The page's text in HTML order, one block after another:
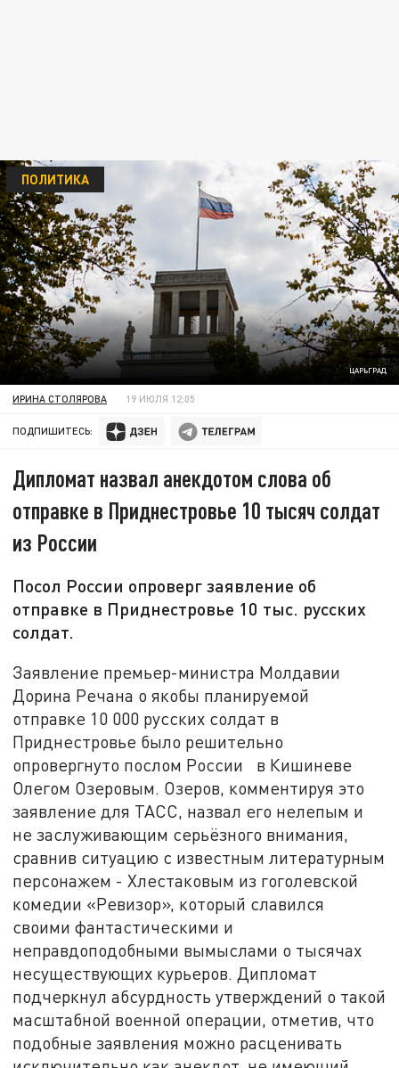
ЦАРЬГРАД
ПОЛИТИКА
ИРИНА СТОЛЯРОВА 19 ИЮЛЯ 12:05
ПОДПИШИТЕСЬ:
Дипломат назвал анекдотом слова об
отправке в Приднестровье 10 тысяч солдат
из России
Посол России опроверг заявление об
отправке в Приднестровье 10 тыс. русских
солдат.
Заявление премьер-министра Молдавии
Дорина Речана о якобы планируемой
отправке 10 000 русских солдат в
Приднестровье было решительно
опровергнуто послом России в Кишиневе
Олегом Озеровым. Озеров, комментируя это
заявление для ТАСС, назвал его нелепым и
не заслуживающим серьёзного внимания,
сравнив ситуацию с известным литературным
персонажем - Хлестаковым из гоголевской
комедии «Ревизор», который славился
своими фантастическими и
неправдоподобными вымыслами о тысячах
несуществующих курьеров. Дипломат
подчеркнул абсурдность утверждений о такой
масштабной военной операции, отметив, что
подобные заявления можно расценивать